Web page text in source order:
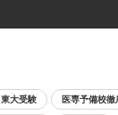
東大受験 医専予備校徹